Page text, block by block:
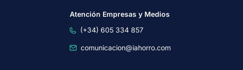
Atención Empresas y Medios
(+34) 605 334 857
comunicacion@iahorro.com